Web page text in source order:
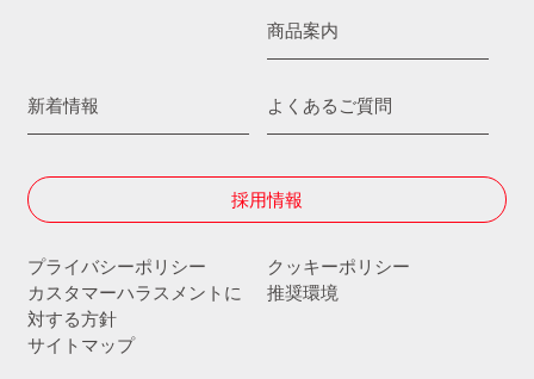
商品案内
新着情報 よくあるご質問
採用情報
プライバシーポリシー
クッキーポリシー
カスタマーハラスメントに
対する方針
推奨環境
サイトマップ